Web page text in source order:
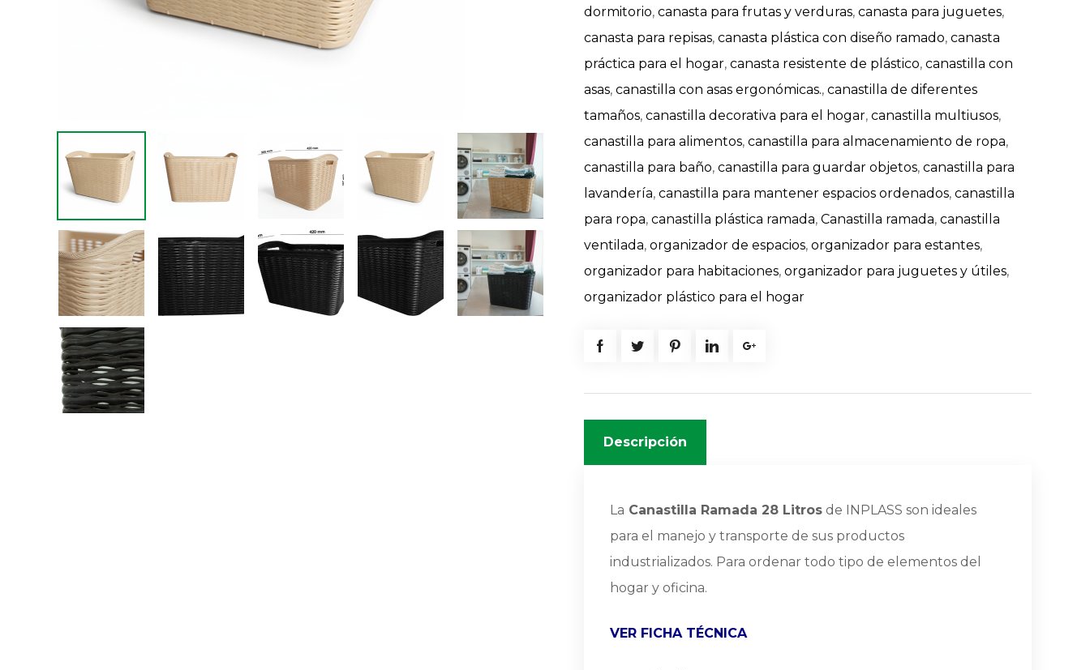
dormitorio, canasta para frutas y verduras, canasta para juguetes,
canasta para repisas, canasta plástica con diseño ramado, canasta
práctica para el hogar, canasta resistente de plástico, canastilla con
asas, canastilla con asas ergonómicas., canastilla de diferentes
tamaños, canastilla decorativa para el hogar, canastilla multiusos,
canastilla para alimentos, canastilla para almacenamiento de ropa,
canastilla para baño, canastilla para guardar objetos, canastilla para
lavandería, canastilla para mantener espacios ordenados, canastilla
para ropa, canastilla plástica ramada, Canastilla ramada, canastilla
ventilada, organizador de espacios, organizador para estantes,
organizador para habitaciones, organizador para juguetes y útiles,
organizador plástico para el hogar
Descripción
La Canastilla Ramada 28 Litros de INPLASS son ideales
para el manejo y transporte de sus productos
industrializados. Para ordenar todo tipo de elementos del
hogar y oficina.
VER FICHA TÉCNICA